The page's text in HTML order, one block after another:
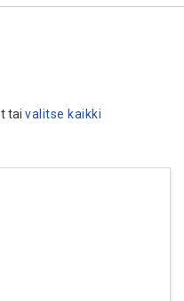
tai valitse kaikki